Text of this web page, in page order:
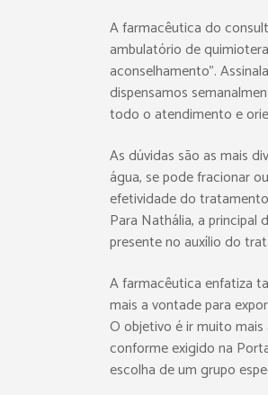
A farmacêutica do
ambulatório de
aconselhamento”.
dispensamos
todo o atendimento e
As dúvidas são as mais
água, se pode fracionar
efetividade do
Para Nathália, a
presente no auxílio do
A farmacêutica enfatiza
mais a vontade para
O objetivo é ir muito
conforme exigido na
escolha de um grupo